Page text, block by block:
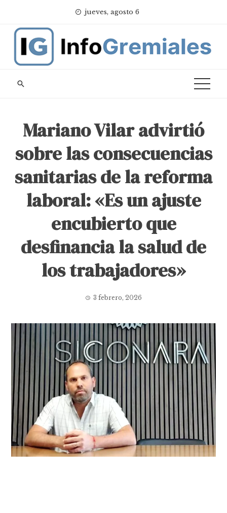
content
jueves, agosto 6
Mariano Vilar advirtió
sobre las consecuencias
sanitarias de la reforma
laboral: «Es un ajuste
encubierto que
desfinancia la salud de
los trabajadores»
3 febrero, 2026